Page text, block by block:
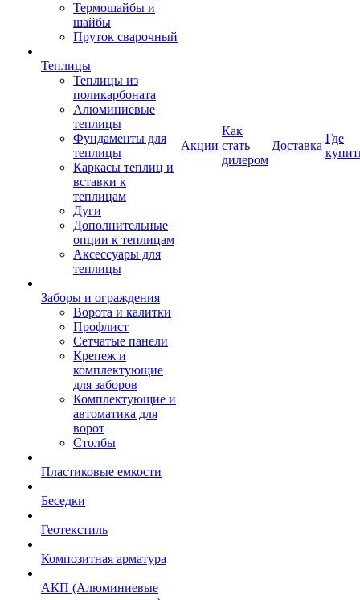
Термошайбы и
шайбы
Пруток сварочный
Теплицы
Теплицы из
поликарбоната
Алюминиевые
теплицы
Фундаменты для
теплицы
Каркасы теплиц и
вставки к
теплицам
Дуги
Дополнительные
опции к теплицам
Аксессуары для
теплицы
Заборы и ограждения
Ворота и калитки
Профлист
Сетчатые панели
Крепеж и
комплектующие
для заборов
Комплектующие и
автоматика для
ворот
Столбы
Пластиковые емкости
Беседки
Геотекстиль
Композитная арматура
АКП (Алюминиевые
Акции
Как
стать
дилером
Доставка
Где